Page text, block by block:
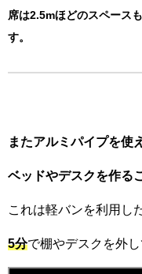
席は2.5mほどのスペース
す。
またアルミパイプを使
ベッドやデスクを作る
これは軽バンを利用し
5分で棚やデスクを外し